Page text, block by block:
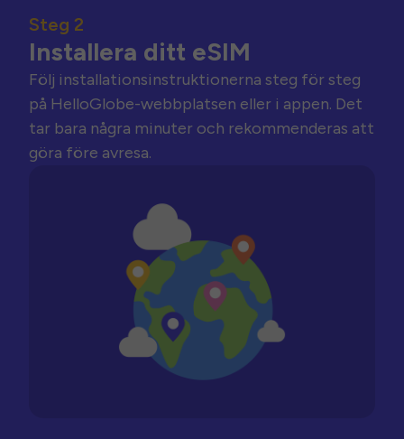
Steg 2
Installera ditt eSIM
Följ installationsinstruktionerna steg för steg
på HelloGlobe-webbplatsen eller i appen. Det
tar bara några minuter och rekommenderas att
göra före avresa.